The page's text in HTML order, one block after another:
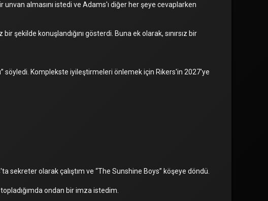
almasını istedi ve Adams'ı diğer her şeye cevaplarken
şekilde konuşlandığını gösterdi. Buna ek olarak, sınırsız bir
söyledi. Komplekste iyileştirmeleri önlemek için Rikers'in 2027'ye
sekreter olarak çalıştım ve “The Sunshine Boys” köşeye döndü.
ondan bir imza istedim.